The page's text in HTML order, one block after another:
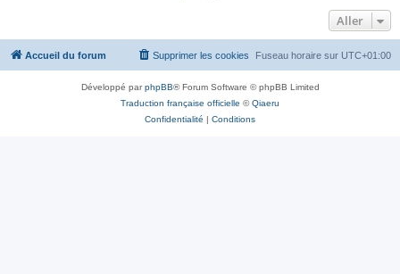
Aller
Accueil du forum Fuseau horaire sur UTC+01:00
Supprimer les cookies
Développé parphpBB® Forum Software © phpBB Limited
Traduction française officielle ©Qiaeru
Confidentialité | Conditions